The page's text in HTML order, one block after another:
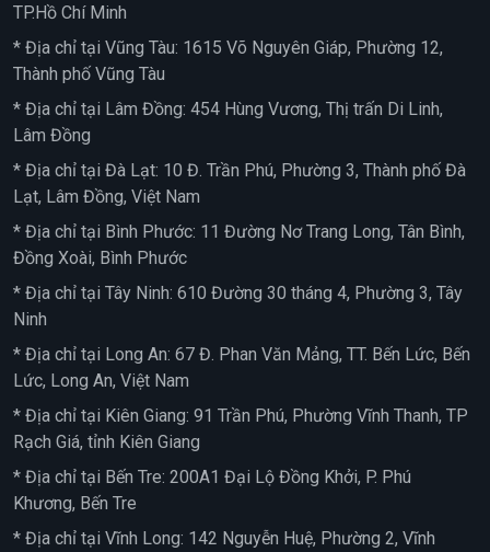
TP.Hồ Chí Minh
* Địa chỉ tại Vũng Tàu: 1615 Võ Nguyên Giáp, Phường 12,
Thành phố Vũng Tàu
* Địa chỉ tại Lâm Đồng: 454 Hùng Vương, Thị trấn Di Linh,
Lâm Đồng
* Địa chỉ tại Đà Lạt: 10 Đ. Trần Phú, Phường 3, Thành phố Đà
Lạt, Lâm Đồng, Việt Nam
* Địa chỉ tại Bình Phước: 11 Đường Nơ Trang Long, Tân Bình,
Đồng Xoài, Bình Phước
* Địa chỉ tại Tây Ninh: 610 Đường 30 tháng 4, Phường 3, Tây
Ninh
* Địa chỉ tại Long An: 67 Đ. Phan Văn Mảng, TT. Bến Lức, Bến
Lức, Long An, Việt Nam
* Địa chỉ tại Kiên Giang: 91 Trần Phú, Phường Vĩnh Thanh, TP
Rạch Giá, tỉnh Kiên Giang
* Địa chỉ tại Bến Tre: 200A1 Đại Lộ Đồng Khởi, P. Phú
Khương, Bến Tre
* Địa chỉ tại Vĩnh Long: 142 Nguyễn Huệ, Phường 2, Vĩnh